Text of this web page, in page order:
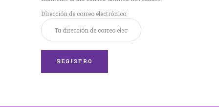
Dirección de correo electrónico: